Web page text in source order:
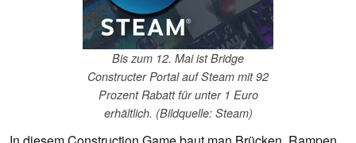
Bis zum 12. Mai ist Bridge
Constructer Portal auf Steam mit 92
Prozent Rabatt für unter 1 Euro
erhältlich. (Bildquelle: Steam)